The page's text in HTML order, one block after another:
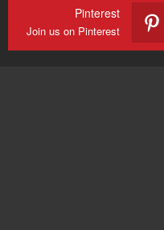
Pinterest
Join us on Pinterest